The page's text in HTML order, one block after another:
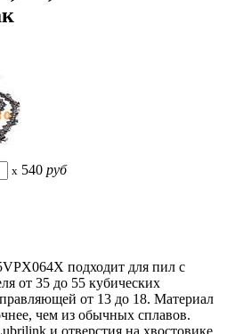
x 540 руб
подходит для пил с
от 35 до 55 кубических
от 13 до 18. Материал
чем из обычных сплавов.
и отверстия на хвостовике